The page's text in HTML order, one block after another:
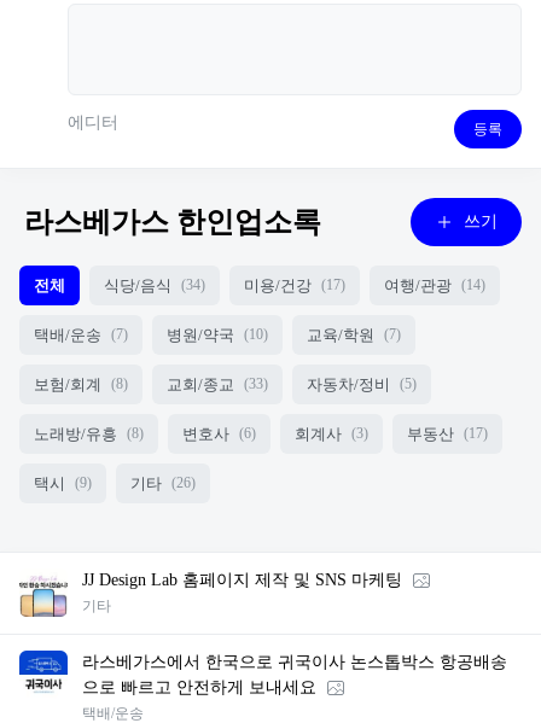
에디터 등록
라스베가스 한인업소록 쓰기
전체 식당/음식 (34) 미용/건강 (17) 여행/관광 (14)
택배/운송 (7) 병원/약국 (10) 교육/학원 (7)
보험/회계 (8) 교회/종교 (33) 자동차/정비 (5)
노래방/유흥 (8) 변호사 (6) 회계사 (3) 부동산 (17)
택시 (9) 기타 (26)
JJ Design Lab 홈페이지 제작 및 SNS 마케팅
기타
라스베가스에서 한국으로 귀국이사 논스톱박스 항공배송
으로 빠르고 안전하게 보내세요
택배/운송